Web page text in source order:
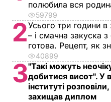
Богдана
10.22ПОЛІТИКА
полюбила вся
59799
2Усього три години
– і смачна закуска
готова. Рецепт, як
40899
3"Такі можуть
добитися висот". У
інституті
захищав диплом